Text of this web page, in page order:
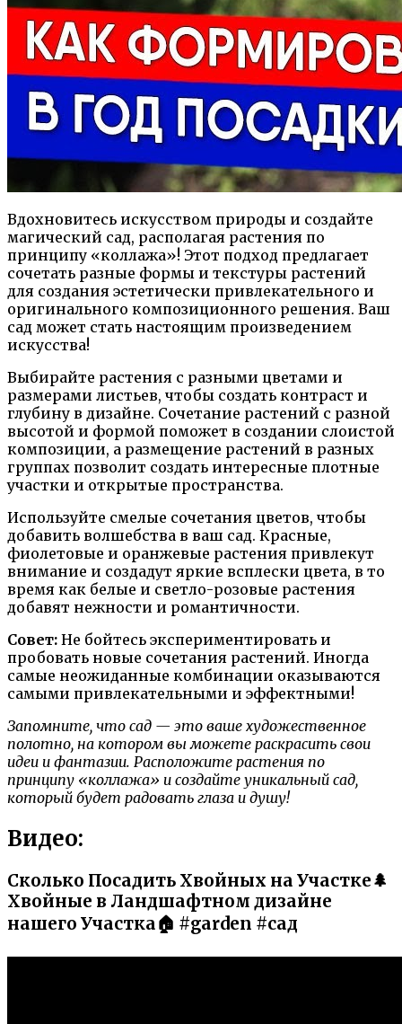
Вдохновитесь искусством природы и создайте
магический сад, располагая растения по
принципу «коллажа»! Этот подход предлагает
сочетать разные формы и текстуры растений
для создания эстетически привлекательного и
оригинального композиционного решения. Ваш
сад может стать настоящим произведением
искусства!
Выбирайте растения с разными цветами и
размерами листьев, чтобы создать контраст и
глубину в дизайне. Сочетание растений с разной
высотой и формой поможет в создании слоистой
композиции, а размещение растений в разных
группах позволит создать интересные плотные
участки и открытые пространства.
Используйте смелые сочетания цветов, чтобы
добавить волшебства в ваш сад. Красные,
фиолетовые и оранжевые растения привлекут
внимание и создадут яркие всплески цвета, в то
время как белые и светло-розовые растения
добавят нежности и романтичности.
Совет: Не бойтесь экспериментировать и
пробовать новые сочетания растений. Иногда
самые неожиданные комбинации оказываются
самыми привлекательными и эффектными!
Запомните, что сад — это ваше художественное
полотно, на котором вы можете раскрасить свои
идеи и фантазии. Расположите растения по
принципу «коллажа» и создайте уникальный сад,
который будет радовать глаза и душу!
Видео:
Сколько Посадить Хвойных на Участке🌲
Хвойные в Ландшафтном дизайне
нашего Участка🏠 #garden #сад